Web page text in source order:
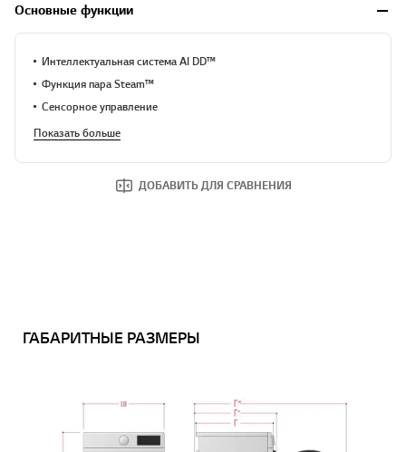
Основные функции
Интеллектуальная система AI DD™
Функция пара Steam™
Сенсорное управление
Показать больше
ДОБАВИТЬ ДЛЯ СРАВНЕНИЯ
ГАБАРИТНЫЕ РАЗМЕРЫ